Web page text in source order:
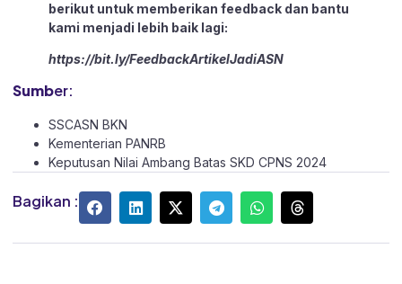
berikut untuk memberikan feedback dan bantu
kami menjadi lebih baik lagi:
https://bit.ly/FeedbackArtikelJadiASN
Sumber:
SSCASN BKN
Kementerian PANRB
Keputusan Nilai Ambang Batas SKD CPNS 2024
Bagikan :